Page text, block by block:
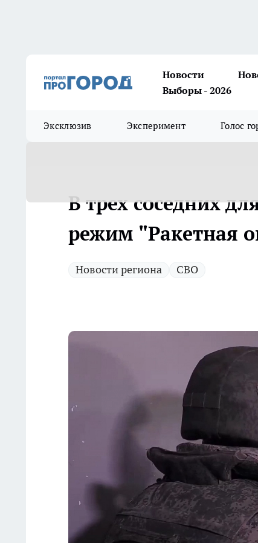
Новости
Выборы - 2026
Эксклюзив Эксперимент Голос
В трех соседних
режим "Ракетная
Новости региона СВО